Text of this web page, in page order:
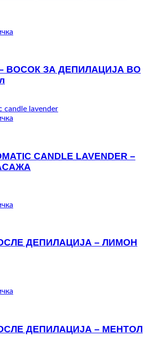
– ВОСОК ЗА ДЕПИЛАЦИЈА ВО
CANDLE LAVENDER –
ДЕПИЛАЦИЈА – ЛИМОН
ДЕПИЛАЦИЈА – МЕНТОЛ